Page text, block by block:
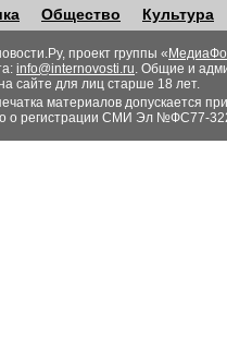
Общество Культура
проект группы «
info@internovosti.ru. Общие и
сайте для лиц старше 18 лет.
материалов допускается
о регистрации СМИ Эл №ФС77-